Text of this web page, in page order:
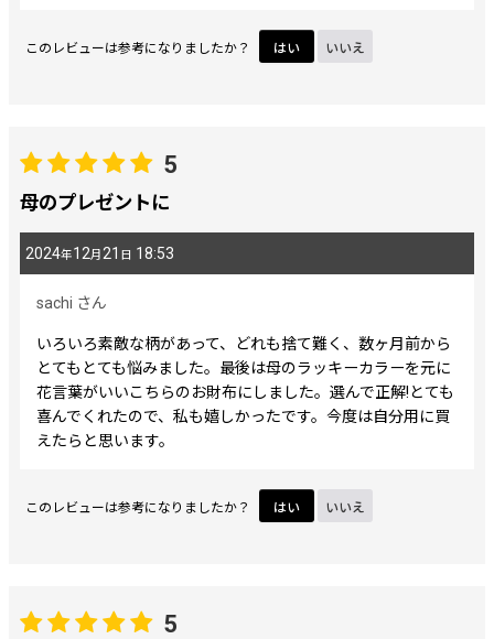
このレビューは参考になりましたか？ はい いいえ
5
母のプレゼントに
2024年12月 21 日 18:53
sachi さん
いろいろ素敵な柄があって、どれも捨て難く、数ヶ月前から
とてもとても悩みました。最後は母のラッキーカラーを元に
花言葉がいいこちらのお財布にしました。選んで正解!とても
喜んでくれたので、私も嬉しかったです。今度は自分用に買
えたらと思います。
このレビューは参考になりましたか？ はい いいえ
5